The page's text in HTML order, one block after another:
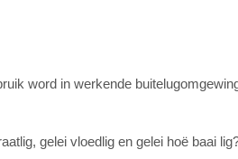
word in werkende
gelei vloedlig en gelei hoë baai